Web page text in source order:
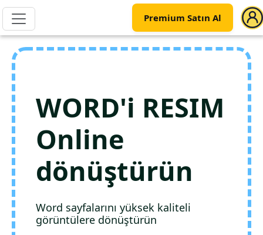
Premium Satın Al
WORD'i RESIM
Online
dönüştürün
Word sayfalarını yüksek kaliteli
görüntülere dönüştürün